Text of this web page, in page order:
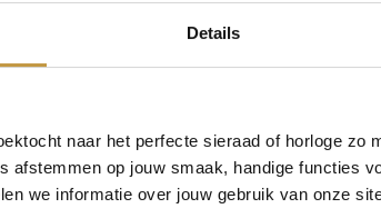
Details
naar het perfecte sieraad of horloge zo
afstemmen op jouw smaak, handige functies
we informatie over jouw gebruik van onze
goed. wij zijn zeer tevreden.